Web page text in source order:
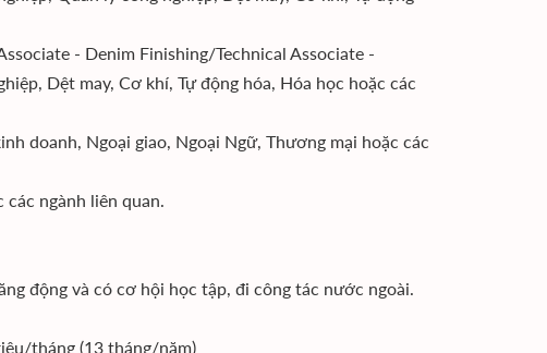
- Denim Finishing/Technical Associate -
Dệt may, Cơ khí, Tự động hóa, Hóa học hoặc các
doanh, Ngoại giao, Ngoại Ngữ, Thương mại hoặc các
các ngành liên quan.
động và có cơ hội học tập, đi công tác nước ngoài.
tháng (13 tháng/năm)